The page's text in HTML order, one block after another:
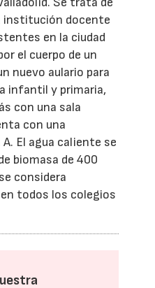
institución docente
en la ciudad
el cuerpo de un
nuevo aulario para
infantil y primaria,
con una sala
con una
El agua caliente se
biomasa de 400
considera
todos los colegios